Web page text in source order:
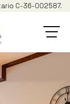
C-36-002587.